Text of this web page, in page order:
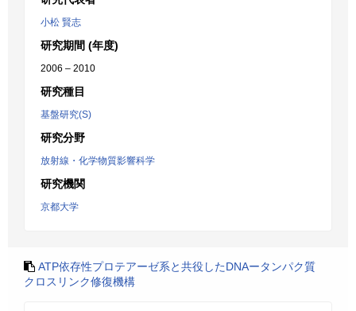
小松 賢志
研究期間 (年度)
2006 – 2010
研究種目
基盤研究(S)
研究分野
放射線・化学物質影響科学
研究機関
京都大学
ATP依存性プロテアーゼ系と共役したDNAータンパク質
クロスリンク修復機構